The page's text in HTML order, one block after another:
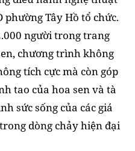
phường Tây Hồ tổ chức.
người trong trang
chương trình không
tích cực mà còn góp
tao của hoa sen và tà
sức sống của các giá
dòng chảy hiện đại